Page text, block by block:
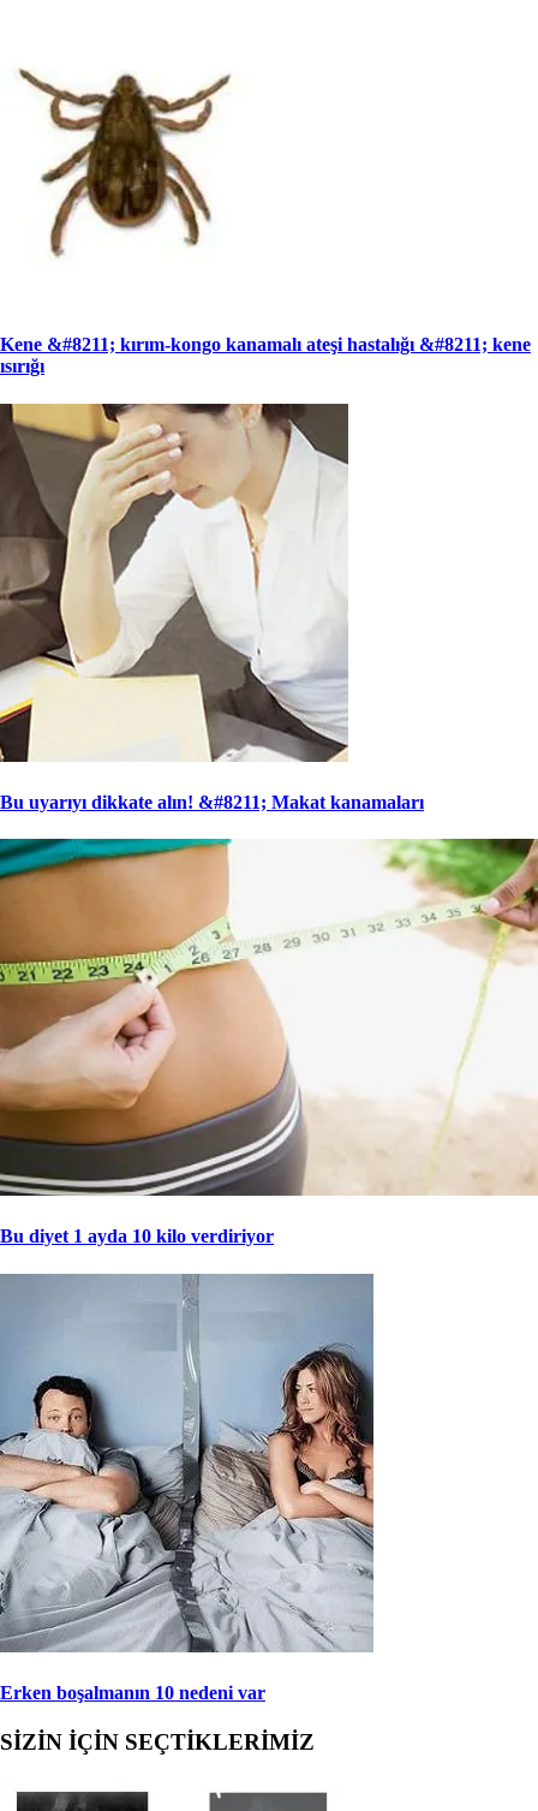
Kene &#8211; kırım-kongo kanamalı ateşi hastalığı &#8211; kene
ısırığı
Bu uyarıyı dikkate alın! &#8211; Makat kanamaları
Bu diyet 1 ayda 10 kilo verdiriyor
Erken boşalmanın 10 nedeni var
SİZİN İÇİN SEÇTİKLERİMİZ